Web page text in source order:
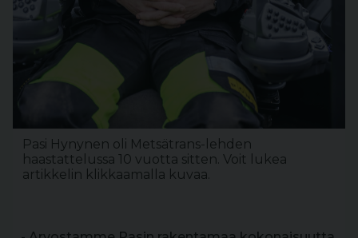
Pasi Hynynen oli Metsätrans-lehden
haastattelussa 10 vuotta sitten. Voit lukea
artikkelin klikkaamalla kuvaa.